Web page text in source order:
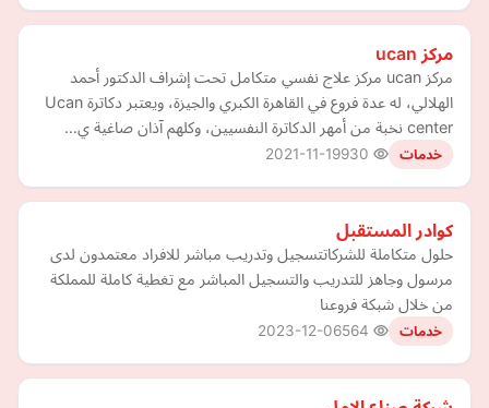
مركز ucan
مركز ucan مركز علاج نفسي متكامل تحت إشراف الدكتور أحمد
الهلالي، له عدة فروع في القاهرة الكبري والجيزة، ويعتبر دكاترة Ucan
center نخبة من أمهر الدكاترة النفسيين، وكلهم آذان صاغية ي…
خدمات 2021-11-19
كوادر المستقبل
حلول متكاملة للشركاتتسجيل وتدريب مباشر للافراد معتمدون لدى
مرسول وجاهز للتدريب والتسجيل المباشر مع تغطية كاملة للمملكة
من خلال شبكة فروعنا
خدمات 2023-12-06